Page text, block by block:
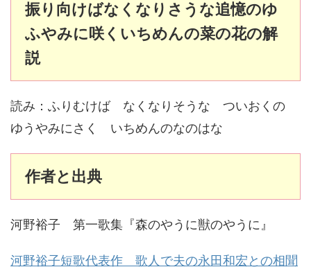
振り向けばなくなりさうな追憶のゆ
ふやみに咲くいちめんの菜の花の解
説
読み：ふりむけば なくなりそうな ついおくの
ゆうやみにさく いちめんのなのはな
作者と出典
河野裕子 第一歌集『森のやうに獣のやうに』
河野裕子短歌代表作 歌人で夫の永田和宏との相聞